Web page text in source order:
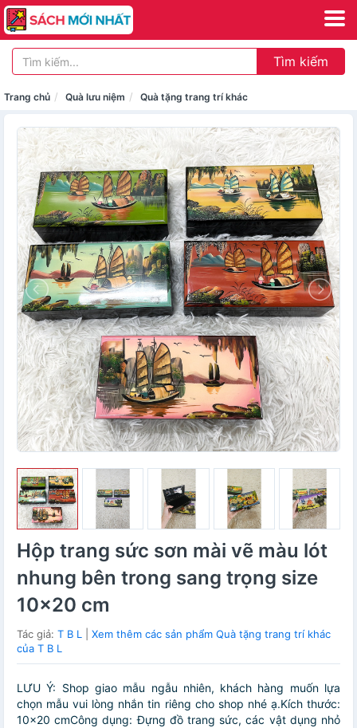
Tìm kiếm
Trang chủ Quà lưu niệm Quà tặng trang trí khác
Hộp trang sức sơn mài vẽ màu lót
nhung bên trong sang trọng size
10x20 cm
Tác giả: T B L
Xem thêm các sản phẩm Quà tặng trang trí khác
của T B L
LƯU Ý: Shop giao mẫu ngẫu nhiên, khách hàng muốn lựa
chọn mẫu vui lòng nhắn tin riêng cho shop nhé ạ.Kích thước:
10x20 cmCông dụng: Đựng đồ trang sức, các vật dụng nhỏ